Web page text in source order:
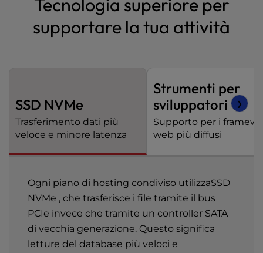
Tecnologia superiore per
supportare la tua attività
SSD NVMe
Trasferimento dati più
veloce e minore latenza
Strumenti per
sviluppatori
Supporto per i
web più diffusi
❯
Ogni piano di hosting condiviso utilizzaSSD
NVMe , che trasferisce i file tramite il bus
PCIe invece che tramite un controller SATA
di vecchia generazione. Questo significa
letture del database più veloci e